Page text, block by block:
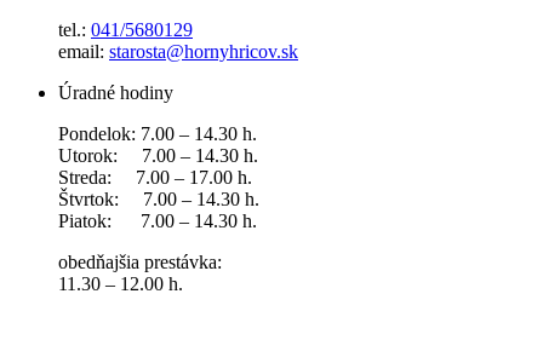
tel.: 041/5680129
email: starosta@hornyhricov.sk
Úradné hodiny
Pondelok: 7.00 – 14.30 h.
Utorok: 7.00 – 14.30 h.
Streda: 7.00 – 17.00 h.
Štvrtok: 7.00 – 14.30 h.
Piatok: 7.00 – 14.30 h.
obedňajšia prestávka:
11.30 – 12.00 h.